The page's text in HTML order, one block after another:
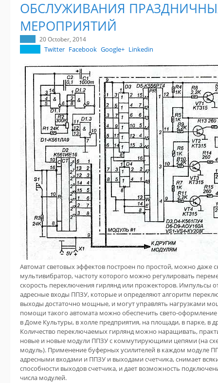
ОБСЛУЖИВАНИЯ
МЕРОПРИЯТИЙ
20 October, 2014
Twitter Facebook Google+ Linkedin
Автомат световых эффектов построен по простой, можно даже
мультивибратор, частоту которого можно регулировать
скорость переключения гирлянд или прожекторов. Импульсы
адресные входы ППЗУ, которые и определяют алгоритм
выходы достаточно мощные, и могут управлять нагрузками
помощи такого автомата можно обеспечить свето-оформление
в Доме Культуры, в холле предприятия, на площади, в парке, в
Количество переключаемых гирлянд можно наращивать,
новые и новые модули ППЗУ с коммутирующими цепями (на
модуль). Применение буферных усилителей в каждом модуле
адресными входами и ППЗУ и выходами счетчика, снимает
способности выходов счетчика, и дает возможность
числа модулей.